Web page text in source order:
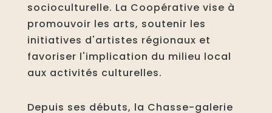
socioculturelle. La Coopérative vise à
promouvoir les arts, soutenir les
initiatives d'artistes régionaux et
favoriser l'implication du milieu local
aux activités culturelles.
Depuis ses débuts, la Chasse-galerie